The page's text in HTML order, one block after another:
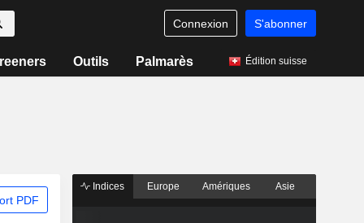
Connexion S'abonner
Outils Palmarès Édition suisse
PDF
Indices Europe Amériques Asie